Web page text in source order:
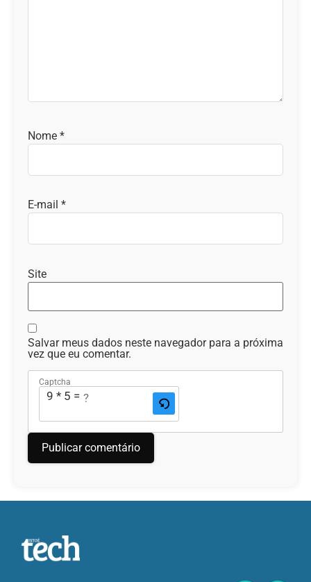
Nome *
E-mail *
Site
Salvar meus dados neste navegador para a próxima
vez que eu comentar.
Captcha
9 * 5 = ?